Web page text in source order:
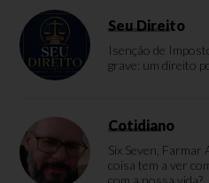
Seu Direito
Isenção de
grave: um direito
Cotidiano
Six Seven,
coisa tem a ver